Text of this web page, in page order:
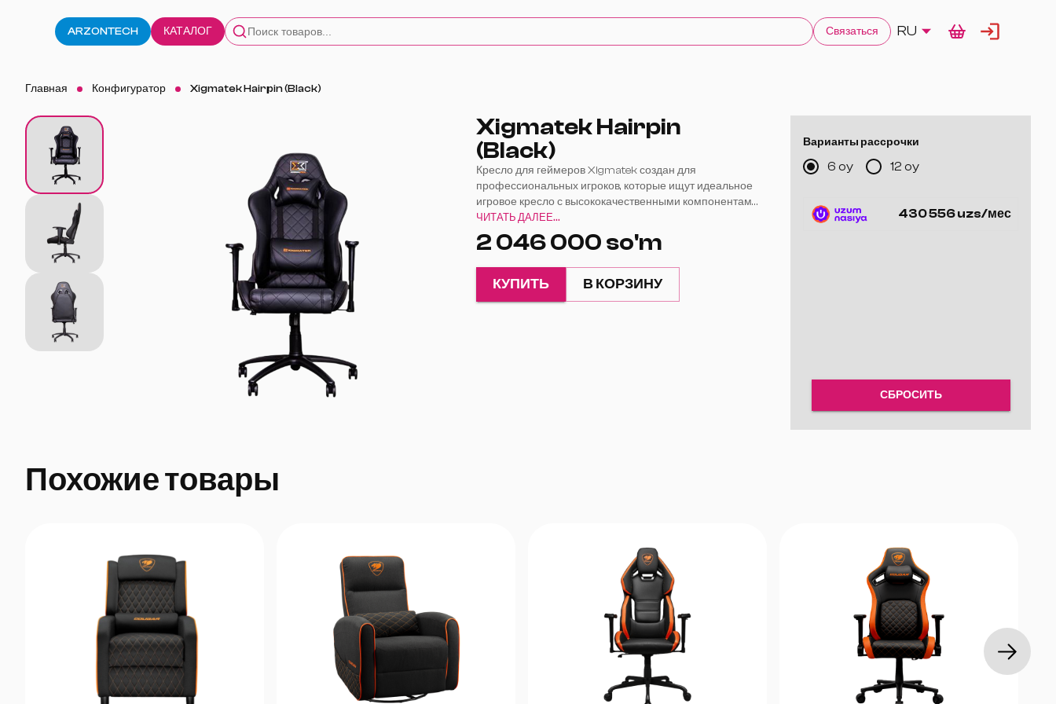
ARZONTECH КАТАЛОГ Связаться RU
Главная Конфигуратор Xigmatek Hairpin (Black)
Xigmatek Hairpin
(Black)
Кресло для геймеров Xigmatek создан для
профессиональных игроков, которые ищут идеальное
игровое кресло с высококачественными компонентами
и множеством дополнительных функций.
ЧИТАТЬ ДАЛЕЕ...
2 046 000 so'm
КУПИТЬ В КОРЗИНУ
Варианты рассрочки
6 oy 12 oy
430 556 uzs/мес
СБРОСИТЬ
Похожие товары